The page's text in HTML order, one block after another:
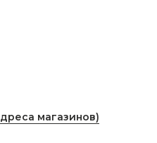
магазинов)